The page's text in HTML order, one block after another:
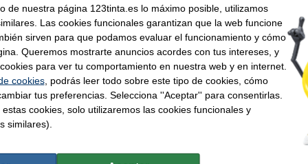
de etiquetas, incluyendo la dirección y la información de devolución. También
rastrear fácilmente cada envío. Las etiquetas se adhieren firmemente y se
envío o reutilizar los materiales de embalaje.
para etiquetar paquetes y sobres para FedEx. Esto garantiza que cada
para QL-1050, QL-1060N, QL-1100, QL-1110, QL-810, QL-820!
de nuestra página 123tinta.es lo máximo posible, utilizamos
Las cookies funcionales garantizan que la web funcione
sirven para que podamos evaluar el funcionamiento y cómo
Queremos mostrarte anuncios acordes con tus intereses, y
para ver tu comportamiento en nuestra web y en internet.
cookies, podrás leer todo sobre este tipo de cookies, cómo
tus preferencias. Selecciona ''Aceptar'' para consentirlas.
cookies, solo utilizaremos las cookies funcionales y
similares).